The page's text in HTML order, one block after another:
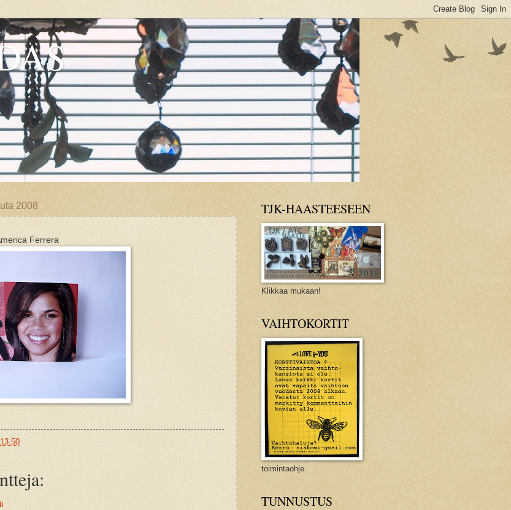
2008
Ferrera
13.50
TJK-HAASTEESEEN
Klikkaa mukaan!
VAIHTOKORTIT
toimintaohje
TUNNUSTUS